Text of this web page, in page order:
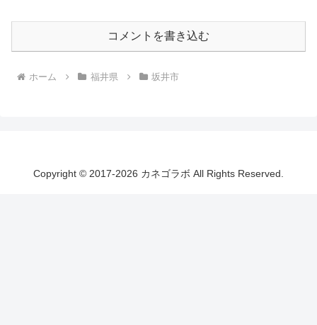
コメントを書き込む
ホーム 福井県 坂井市
Copyright © 2017-2026 カネゴラボ All Rights Reserved.